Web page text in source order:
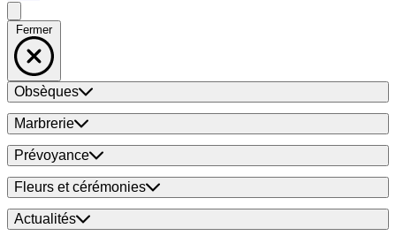
Fermer
Obsèques
Marbrerie
Prévoyance
Fleurs et cérémonies
Actualités